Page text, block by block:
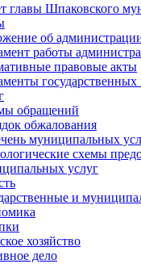
главы Шпаковского
об
работы
правовые акты
обращений
обжалования
муниципальных
схемы
услуг
и
хозяйство
дело